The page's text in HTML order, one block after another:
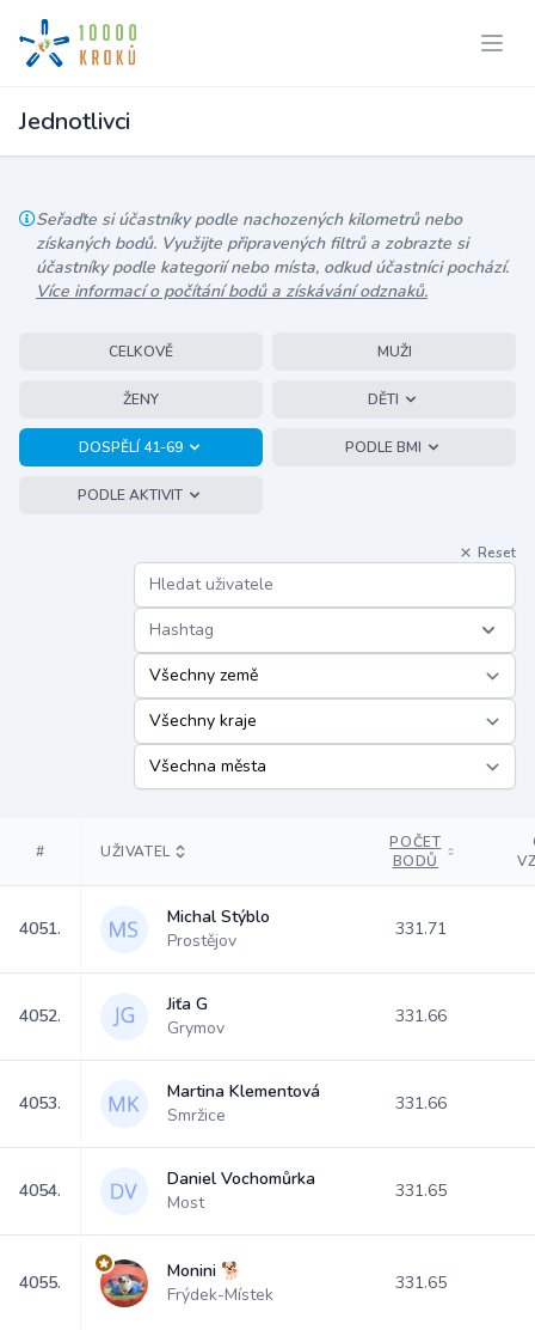
Jednotlivci
Seřaďte si účastníky podle nachozených kilometrů nebo
získaných bodů. Využijte připravených filtrů a zobrazte si
účastníky podle kategorií nebo místa, odkud účastníci pochází.
Více informací o počítání bodů a získávání odznaků.
CELKOVĚ MUŽI
ŽENY DĚTI
DOSPĚLÍ 41-69 PODLE BMI
PODLE AKTIVIT
Reset
Hashtag
# UŽIVATEL
POČET
BODŮ
4051.
Michal Stýblo
Prostějov
331.71
4052.
Jiťa G
Grymov
331.66
4053.
Martina Klementová
Smržice
331.66
4054.
Daniel Vochomůrka
Most
331.65
4055.
Monini 🐕
Frýdek-Místek
331.65